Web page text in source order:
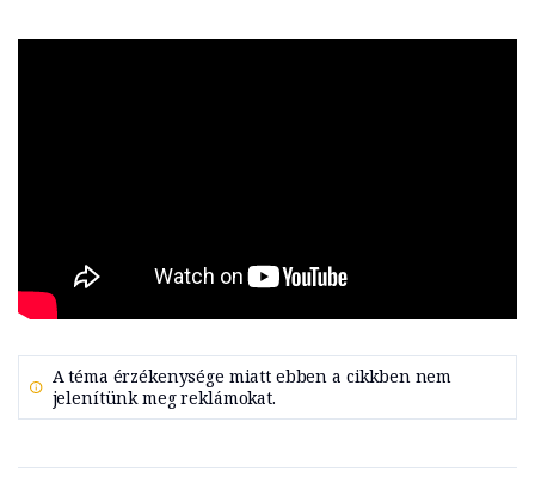
A téma érzékenysége miatt ebben a cikkben nem
jelenítünk meg reklámokat.